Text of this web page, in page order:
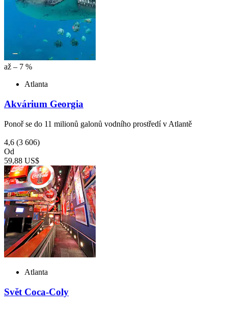
až – 7 %
Atlanta
Akvárium Georgia
Ponoř se do 11 milionů galonů vodního prostředí v Atlantě
4,6 (3 606)
Od
59,88 US$
Atlanta
Svět Coca-Coly